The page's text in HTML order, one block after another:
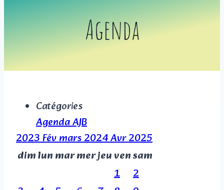
Agenda
Catégories
Agenda AJB
2023Févmars 2024Avr2025
dimlunmarmerjeuvensam
1
2